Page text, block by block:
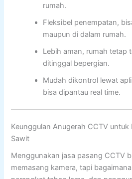
rumah.
Fleksibel penempatan,
maupun di dalam rumah.
Lebih aman, rumah tetap
ditinggal bepergian.
Mudah dikontrol lewat
bisa dipantau real time.
Keunggulan Anugerah CCTV untuk
Sawit
Menggunakan jasa pasang CCTV
memasang kamera, tapi